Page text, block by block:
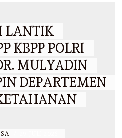
LANTIK
KBPP POLRI
MULYADIN
DEPARTEMEN